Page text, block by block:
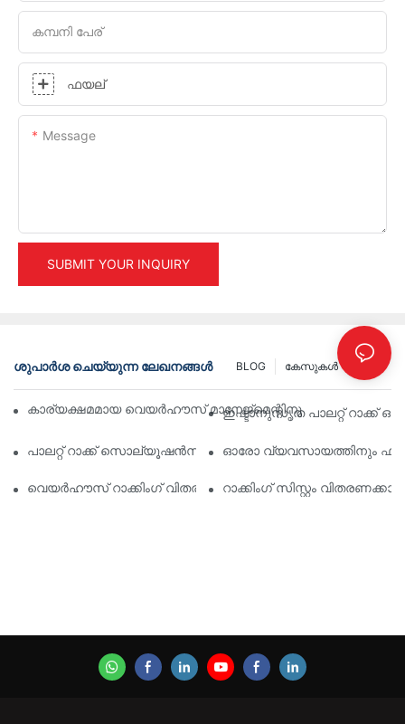
കമ്പനി പേര്
ഫയല്
Message
SUBMIT YOUR INQUIRY
ശുപാർശ ചെയ്യുന്ന ലേഖനങ്ങൾ INFO
കേസുകൾ
BLOG
കാര്യക്ഷമമായ വെയർഹൗസ് മാനേജ്മെന്റിനുള്ള മികച്ച
ഇഷ്ടാനുസൃത പാലറ്റ് റാക്ക്
പാലറ്റ് റാക്ക് സൊല്യൂഷൻസിന്റെ ഭാവി: ട്രെൻഡുകളും
ഓരോ വ്യവസായത്തിനും
വെയർഹൗസ് റാക്കിംഗ് വിതരണക്കാർ: എന്താണ് ശ്രദ്ധിക്കേണ്ടത്
റാക്കിംഗ് സിസ്റ്റം